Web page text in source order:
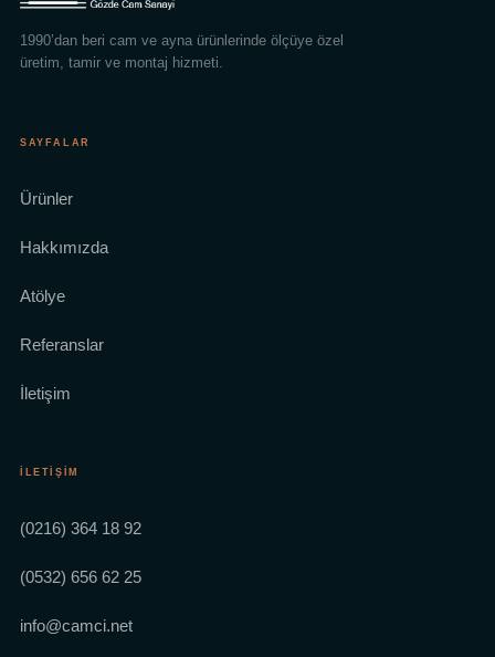
1990’dan beri cam ve ayna ürünlerinde ölçüye özel
üretim, tamir ve montaj hizmeti.
SAYFALAR
Ürünler
Hakkımızda
Atölye
Referanslar
İletişim
İLETIŞIM
(0216) 364 18 92
(0532) 656 62 25
info@camci.net